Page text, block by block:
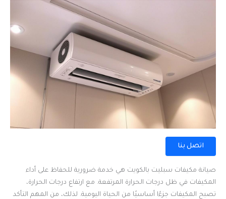
اتصل بنا
صيانة مكيفات سبليت بالكويت هي خدمة ضرورية للحفاظ على أداء
المكيفات في ظل درجات الحرارة المرتفعة. مع ارتفاع درجات الحرارة،
تصبح المكيفات جزءًا أساسيًا من الحياة اليومية. لذلك، من المهم التأكد